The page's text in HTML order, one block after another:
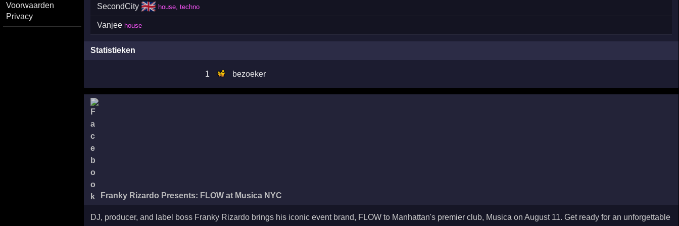
Voorwaarden
Privacy
SecondCity 🇬🇧 house, techno
Vanjee house
Statistieken
1 bezoeker
Franky Rizardo Presents: FLOW at Musica NYC
DJ, producer, and label boss Franky Rizardo brings his iconic event brand, FLOW to Manhattan's premier club, Musica on August 11. Get ready for an unforgettable